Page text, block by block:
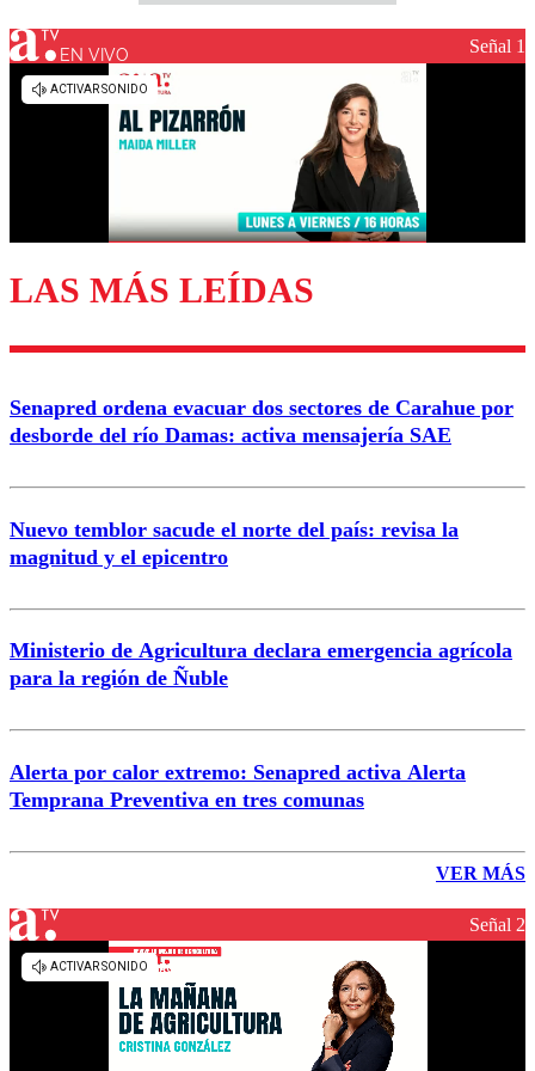
EN VIVO Señal 1
LAS MÁS LEÍDAS
Senapred ordena evacuar dos sectores de Carahue por
desborde del río Damas: activa mensajería SAE
Nuevo temblor sacude el norte del país: revisa la
magnitud y el epicentro
Ministerio de Agricultura declara emergencia agrícola
para la región de Ñuble
Alerta por calor extremo: Senapred activa Alerta
Temprana Preventiva en tres comunas
VER MÁS
Señal 2